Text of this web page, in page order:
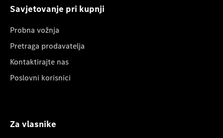
Savjetovanje pri kupnji
Probna vožnja
Pretraga prodavatelja
Kontaktirajte nas
Poslovni korisnici
Za vlasnike